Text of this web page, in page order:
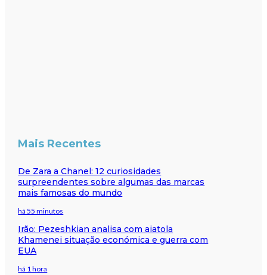
Mais Recentes
De Zara a Chanel: 12 curiosidades
surpreendentes sobre algumas das marcas
mais famosas do mundo
há 55 minutos
Irão: Pezeshkian analisa com aiatola
Khamenei situação económica e guerra com
EUA
há 1 hora